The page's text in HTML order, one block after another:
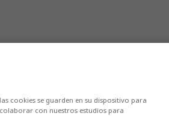
cookies se guarden en su dispositivo para
con nuestros estudios para